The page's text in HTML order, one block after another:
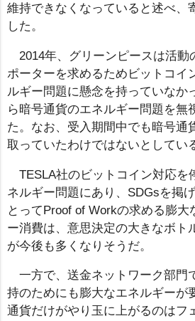
維持できなくなっていると述べ、
した。
2014年、グリーンピースは活動
ポーターを求めるためビットコイ
ルギー問題に懸念を持っていなか
ら暗号通貨のエネルギー問題を無
た。なお、受入期間中でも暗号通
取っていたわけではないとしてい
TESLA社のビットコイン対応を
ネルギー問題にあり、SDGsを掲
とってProof of Workの求める膨
ー消費は、意思決定の大きなボト
が今後も多くなりそうだ。
一方で、送金ネットワーク部門
持のためにも膨大なエネルギーが
通貨だけがやり玉に上がるのはフ